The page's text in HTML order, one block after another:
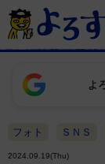
よ
フォト ＳＮＳ
2024.09.19(Thu)